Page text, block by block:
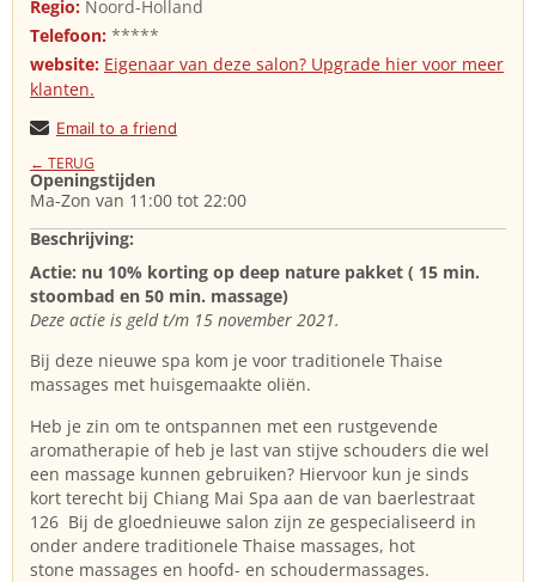
Regio: Noord-Holland
Telefoon: *****
website: Eigenaar van deze salon? Upgrade hier voor meer
klanten.
Email to a friend
← TERUG
Openingstijden
Ma-Zon van 11:00 tot 22:00
Beschrijving:
Actie: nu 10% korting op deep nature pakket ( 15 min.
stoombad en 50 min. massage)
Deze actie is geld t/m 15 november 2021.
Bij deze nieuwe spa kom je voor traditionele Thaise
massages met huisgemaakte oliën.
Heb je zin om te ontspannen met een rustgevende
aromatherapie of heb je last van stijve schouders die wel
een massage kunnen gebruiken? Hiervoor kun je sinds
kort terecht bij Chiang Mai Spa aan de van baerlestraat
126 Bij de gloednieuwe salon zijn ze gespecialiseerd in
onder andere traditionele Thaise massages, hot
stone massages en hoofd- en schoudermassages.